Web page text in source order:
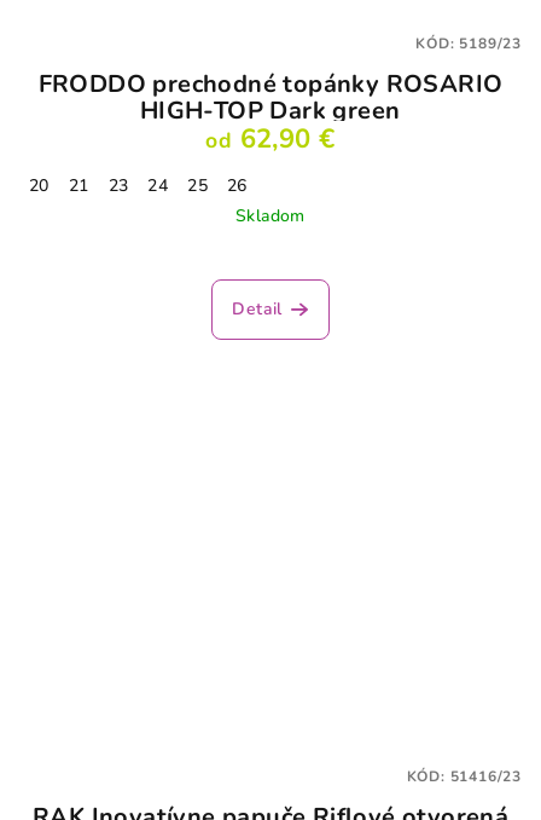
FRODDO prechodné topánky ROSARIO
HIGH-TOP Dark green
od 62,90 €
20 21 23 24 25
26
Skladom
Detail
KÓD: 5189/23
KÓD: 51416/23